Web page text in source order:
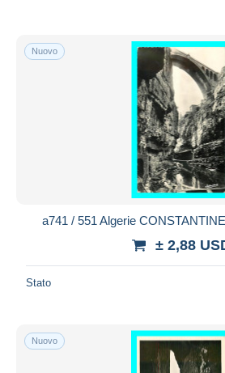
Nuovo
a741 / 551 Algerie
± 2,88
Stato
Nuovo